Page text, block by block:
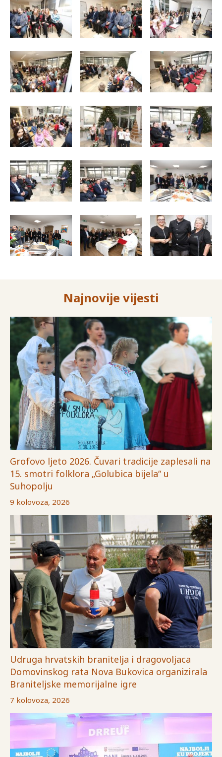
Najnovije vijesti
Grofovo ljeto 2026. Čuvari tradicije zaplesali na
15. smotri folklora „Golubica bijela“ u
Suhopolju
9 kolovoza, 2026
Udruga hrvatskih branitelja i dragovoljaca
Domovinskog rata Nova Bukovica organizirala
Braniteljske memorijalne igre
7 kolovoza, 2026